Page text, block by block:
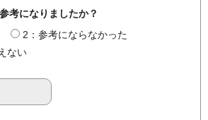
考になりましたか？
2：参考にならなかった
ない